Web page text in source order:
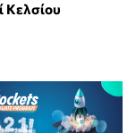
Κελσίου